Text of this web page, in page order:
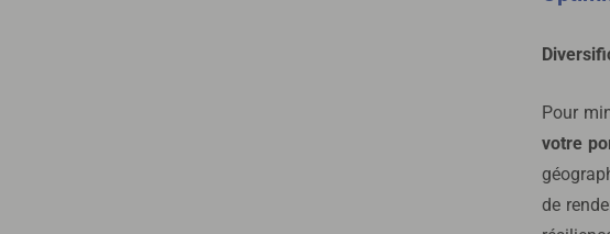
Pour
votre
de